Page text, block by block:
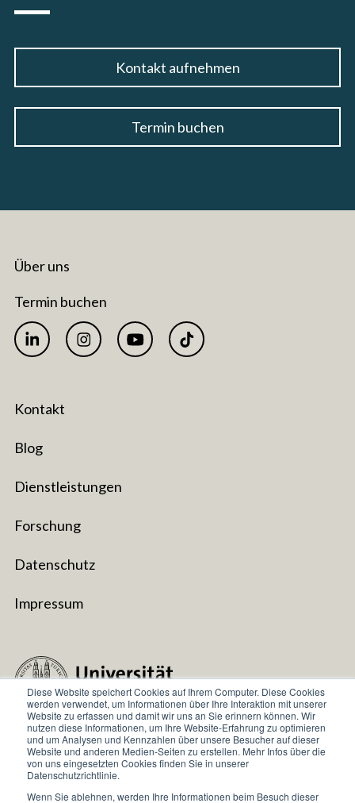
Diese Website speichert Cookies auf Ihrem Computer. Diese Cookies
werden verwendet, um Informationen über Ihre Interaktion mit unserer
Website zu erfassen und damit wir uns an Sie erinnern können. Wir
nutzen diese Informationen, um Ihre Website-Erfahrung zu optimieren
und um Analysen und Kennzahlen über unsere Besucher auf dieser
Website und anderen Medien-Seiten zu erstellen. Mehr Infos über die
von uns eingesetzten Cookies finden Sie in unserer
Datenschutzrichtlinie.
Wenn Sie ablehnen, werden Ihre Informationen beim Besuch dieser
Kontakt aufnehmen
Termin buchen
Universität Zurich
Zentrum für Reisemedizin
Hirschengraben 84
Kontakt
Blog
Dienstleistungen
Forschung
Datenschutz
Impressum
Über uns
Termin buchen